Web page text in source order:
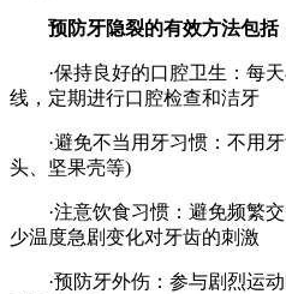
预防牙隐裂的有效方法包括
·保持良好的口腔卫生：每天
线，定期进行口腔检查和洁牙
·避免不当用牙习惯：不用牙
头、坚果壳等)
·注意饮食习惯：避免频繁交
少温度急剧变化对牙齿的刺激
·预防牙外伤：参与剧烈运动